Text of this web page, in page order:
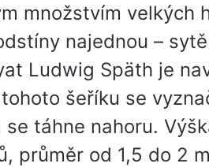
množstvím velkých
najednou –
Ludwig Späth je
šeříku se
se táhne nahoru.
průměr od 1,5 do 2